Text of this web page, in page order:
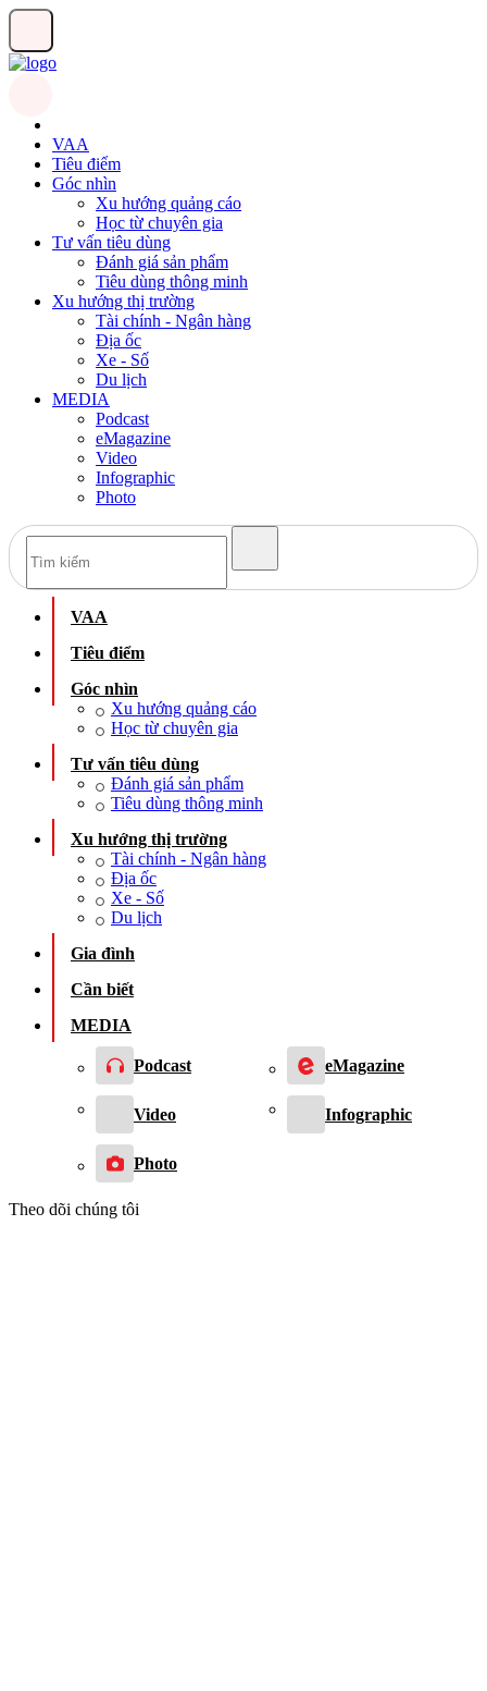
VAA
Tiêu điểm
Góc nhìn
Xu hướng quảng cáo
Học từ chuyên gia
Tư vấn tiêu dùng
Đánh giá sản phẩm
Tiêu dùng thông minh
Xu hướng thị trường
Tài chính - Ngân hàng
Địa ốc
Xe - Số
Du lịch
MEDIA
Podcast
eMagazine
Video
Infographic
Photo
VAA
Tiêu điểm
Góc nhìn
Xu hướng quảng cáo
Học từ chuyên gia
Tư vấn tiêu dùng
Đánh giá sản phẩm
Tiêu dùng thông minh
Xu hướng thị trường
Tài chính - Ngân hàng
Địa ốc
Xe - Số
Du lịch
Gia đình
Cần biết
MEDIA
Podcast eMagazine
Video Infographic
Photo
Theo dõi chúng tôi